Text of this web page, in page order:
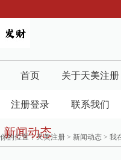
首页 关于天美注册
注册登录 联系我们
新闻动态
你的位置：天美注册 > 新闻动态 > 我